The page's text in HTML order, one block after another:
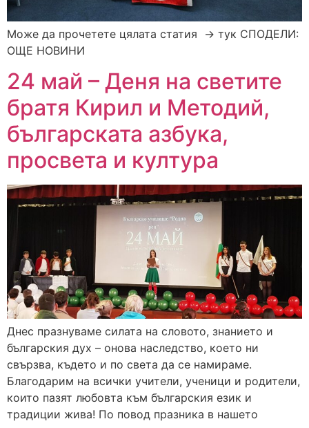
Може да прочетете цялата статия → тук СПОДЕЛИ:
ОЩЕ НОВИНИ
24 май – Деня на светите
братя Кирил и Методий,
българската азбука,
просвета и култура
Днес празнуваме силата на словото, знанието и
българския дух – онова наследство, което ни
свързва, където и по света да се намираме.
Благодарим на всички учители, ученици и родители,
които пазят любовта към българския език и
традиции жива! По повод празника в нашето